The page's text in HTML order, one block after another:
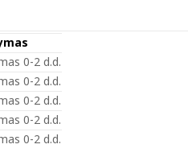
0-2 d.d.
0-2 d.d.
0-2 d.d.
0-2 d.d.
0-2 d.d.